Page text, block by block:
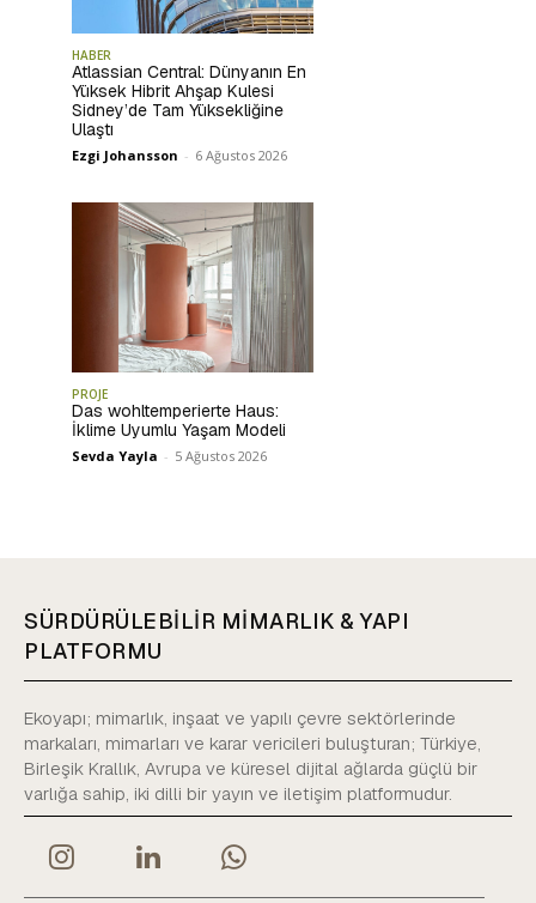
HABER
Atlassian Central: Dünyanın En
Yüksek Hibrit Ahşap Kulesi
Sidney’de Tam Yüksekliğine
Ulaştı
Ezgi Johansson - 6 Ağustos 2026
PROJE
Das wohltemperierte Haus:
İklime Uyumlu Yaşam Modeli
Sevda Yayla - 5 Ağustos 2026
SÜRDÜRÜLEBİLİR MİMARLIK & YAPI
PLATFORMU
Ekoyapı; mimarlık, inşaat ve yapılı çevre sektörlerinde
markaları, mimarları ve karar vericileri buluşturan; Türkiye,
Birleşik Krallık, Avrupa ve küresel dijital ağlarda güçlü bir
varlığa sahip, iki dilli bir yayın ve iletişim platformudur.